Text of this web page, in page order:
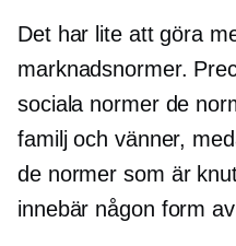
Det har lite att göra
marknadsnormer.
sociala normer de
familj och vänner,
de normer som är
innebär någon form